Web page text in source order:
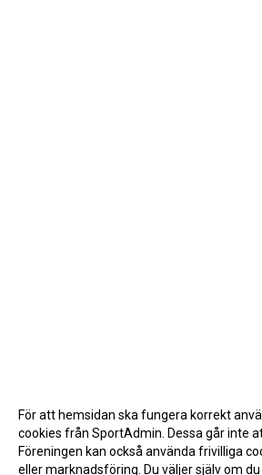
För att hemsidan ska fungera korrekt
cookies från SportAdmin. Dessa går inte
Föreningen kan också använda frivilliga
eller marknadsföring. Du väljer själv om du